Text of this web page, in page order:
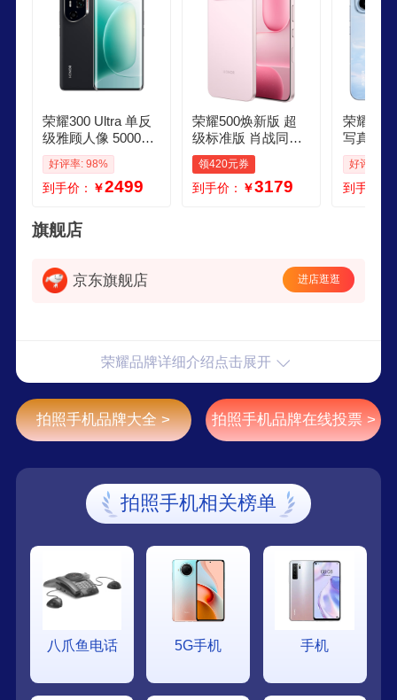
荣耀300 Ultra 单反
级雅顾人像 5000万
潜望长焦 12512 墨
岩黑 5G AI 新款 拍
照手机 国家补贴
好评率: 98%
到手价： ￥2499
荣耀500焕新版 超
级标准版 肖战同款
2亿人像全能实况 青
海湖电池 5G AI 学
生 拍照手机 16512
领420元券
到手价： ￥3179
荣耀400
写真人
青海湖
2 海风蓝
款 学生
好评率:
到手价：
旗舰店
京东旗舰店 进店逛逛
荣耀品牌详细介绍点击展开
拍照手机品牌大全 > 拍照手机品牌在线投票 >
拍照手机相关榜单
八爪鱼电话 5G手机 手机